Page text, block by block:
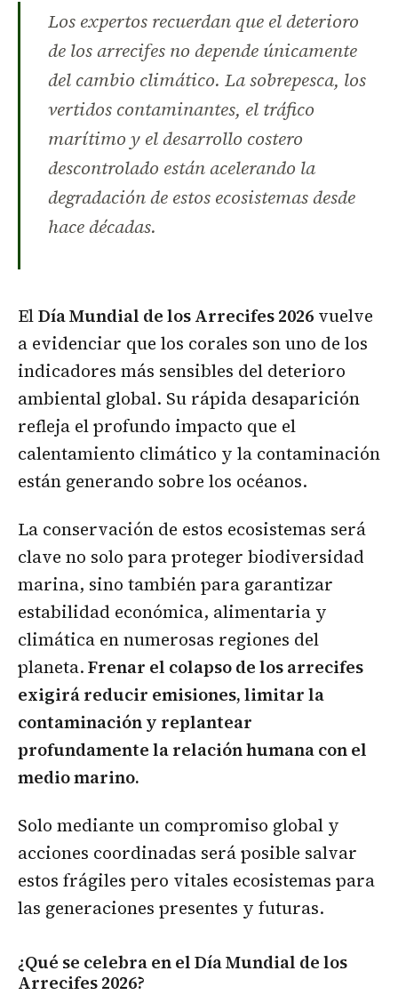
Los expertos recuerdan que el deterioro
de los arrecifes no depende únicamente
del cambio climático. La sobrepesca, los
vertidos contaminantes, el tráfico
marítimo y el desarrollo costero
descontrolado están acelerando la
degradación de estos ecosistemas desde
hace décadas.
ElDía Mundial de los Arrecifes 2026 vuelve
a evidenciar que los corales son uno de los
indicadores más sensibles del deterioro
ambiental global. Su rápida desaparición
refleja el profundo impacto que el
calentamiento climático y la contaminación
están generando sobre los océanos.
La conservación de estos ecosistemas será
clave no solo para proteger biodiversidad
marina, sino también para garantizar
estabilidad económica, alimentaria y
climática en numerosas regiones del
planeta.Frenar el colapso de los arrecifes
exigirá reducir emisiones, limitar la
contaminación y replantear
profundamente la relación humana con el
medio marino.
Solo mediante un compromiso global y
acciones coordinadas será posible salvar
estos frágiles pero vitales ecosistemas para
las generaciones presentes y futuras.
¿Qué se celebra en el Día Mundial de los
Arrecifes 2026?